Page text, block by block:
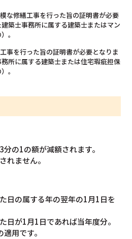
な修繕工事を行った旨の証明書が必要
築士事務所に属する建築士またはマン
。
事を行った旨の証明書が必要となりま
所に属する建築士または住宅瑕疵担保
。
の1の額が減額されます。
れません。
日の属する年の翌年の1月1日を
日が1月1日であれば当年度分。
用です。